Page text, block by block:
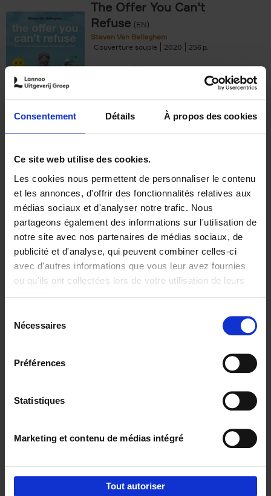
Consentement Détails À propos des cookies
Ce site web utilise des cookies.
Les cookies nous permettent de personnaliser le contenu
et les annonces, d'offrir des fonctionnalités relatives aux
médias sociaux et d'analyser notre trafic. Nous
partageons également des informations sur l'utilisation de
notre site avec nos partenaires de médias sociaux, de
publicité et d'analyse, qui peuvent combiner celles-ci
avec d'autres informations que vous leur avez fournies
ou qu'ils ont collectées lors de votre utilisation de leurs
Nécessaires
Préférences
Statistiques
Marketing et contenu de médias intégré
Tout autoriser
The Offer You Can't
Refuse (EN)
Steven Van Belleghem
Couverture souple
2020 256
€37,50
Building Bonds = Building
Business
Jochen Roef Jozefien De Feyter
Carolien Boom
Couverture souple
2025 200
€29,99
Digital marketing like a PRO -
completely revised edition (EN)